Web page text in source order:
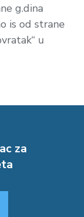
g.dina
is od strane
u
za